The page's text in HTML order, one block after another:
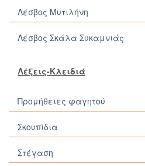
Λέσβος Μυτιλήνη
Λέσβος Σκάλα Συκαμνιάς
Λέξεις-Κλειδιά
Προμήθειες φαγητού
Σκουπίδια
Στέγαση